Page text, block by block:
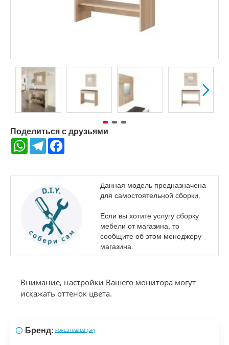
Поделиться с друзьями
WhatsAppTelegram
Данная модель предназначена
для самостоятельной сборки.
Если вы хотите услугу сборку
мебели от магазина, то
сообщите об этом менеджеру
магазина.
Внимание, настройки Вашего монитора могут
искажать оттенок цвета.
Бренд: FORES HABITAT (SP)